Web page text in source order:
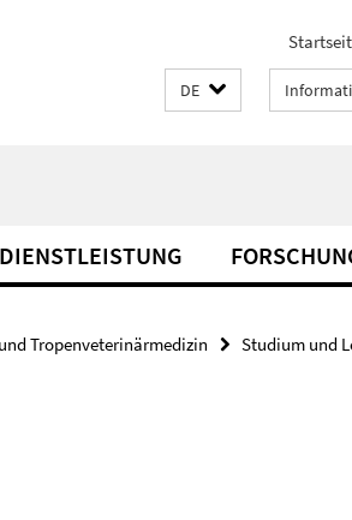
DE
DIENSTLEISTUNG
Tropenveterinärmedizin Studium und